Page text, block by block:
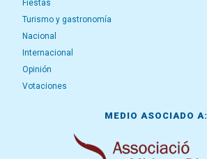
Fiestas
Turismo y gastronomía
Nacional
Internacional
Opinión
Votaciones
MEDIO ASOCIADO A: